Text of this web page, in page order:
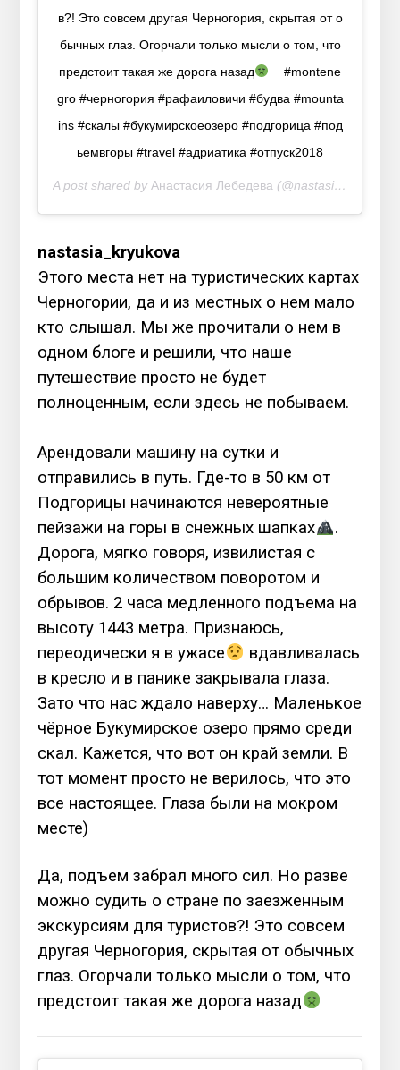
в?! Это совсем другая Черногория, скрытая от о
бычных глаз. Огорчали только мысли о том, что
предстоит такая же дорога назад
⠀ #montene
gro #черногория #рафаиловичи #будва #mounta
ins #скалы #букумирскоеозеро #подгорица #под
ьемвгоры #travel #адриатика #отпуск2018
A post shared by Анастасия Лебедева (@nastasia_lebedz) on
nastasia_kryukova
Этого места нет на туристических картах
Черногории, да и из местных о нем мало
кто слышал. Мы же прочитали о нем в
одном блоге и решили, что наше
путешествие просто не будет
полноценным, если здесь не побываем.
Арендовали машину на сутки и
отправились в путь. Где-то в 50 км от
Подгорицы начинаются невероятные
пейзажи на горы в снежных шапках
.
Дорога, мягко говоря, извилистая с
большим количеством поворотом и
обрывов. 2 часа медленного подъема на
высоту 1443 метра. Признаюсь,
переодически я в ужасе
вдавливалась
в кресло и в панике закрывала глаза.
Зато что нас ждало наверху… Маленькое
чёрное Букумирское озеро прямо среди
скал. Кажется, что вот он край земли. В
тот момент просто не верилось, что это
все настоящее. Глаза были на мокром
месте)
Да, подъем забрал много сил. Но разве
можно судить о стране по заезженным
экскурсиям для туристов?! Это совсем
другая Черногория, скрытая от обычных
глаз. Огорчали только мысли о том, что
предстоит такая же дорога назад